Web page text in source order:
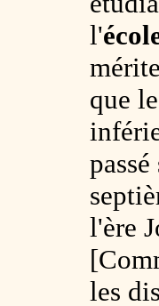
l'
que le
l'ère
les